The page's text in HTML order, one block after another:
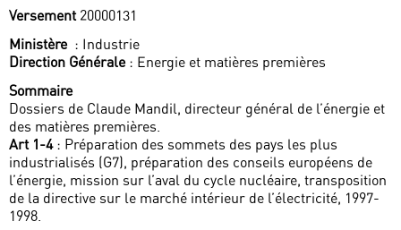
Versement 20000131
Ministère : Industrie
Direction Générale: Energie et matières premières
Sommaire
Dossiers de Claude Mandil, directeur général de l’énergie et
des matières premières.
Art 1-4: Préparation des sommets des pays les plus
industrialisés (G7), préparation des conseils européens de
l’énergie, mission sur l’aval du cycle nucléaire, transposition
de la directive sur le marché intérieur de l’électricité, 1997-
1998.